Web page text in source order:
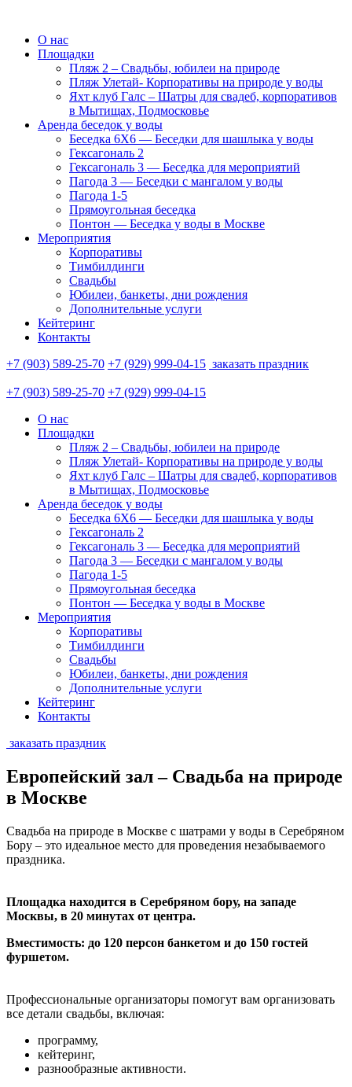
О нас
Площадки
Пляж 2 – Свадьбы, юбилеи на природе
Пляж Улетай- Корпоративы на природе у воды
Яхт клуб Галс – Шатры для свадеб, корпоративов
в Мытищах, Подмосковье
Аренда беседок у воды
Беседка 6Х6 — Беседки для шашлыка у воды
Гексагональ 2
Гексагональ 3 — Беседка для мероприятий
Пагода 3 — Беседки с мангалом у воды
Пагода 1-5
Прямоугольная беседка
Понтон — Беседка у воды в Москве
Мероприятия
Корпоративы
Тимбилдинги
Свадьбы
Юбилеи, банкеты, дни рождения
Дополнительные услуги
Кейтеринг
Контакты
+7 (903) 589-25-70 +7 (929) 999-04-15 заказать праздник
+7 (903) 589-25-70 +7 (929) 999-04-15
О нас
Площадки
Пляж 2 – Свадьбы, юбилеи на природе
Пляж Улетай- Корпоративы на природе у воды
Яхт клуб Галс – Шатры для свадеб, корпоративов
в Мытищах, Подмосковье
Аренда беседок у воды
Беседка 6Х6 — Беседки для шашлыка у воды
Гексагональ 2
Гексагональ 3 — Беседка для мероприятий
Пагода 3 — Беседки с мангалом у воды
Пагода 1-5
Прямоугольная беседка
Понтон — Беседка у воды в Москве
Мероприятия
Корпоративы
Тимбилдинги
Свадьбы
Юбилеи, банкеты, дни рождения
Дополнительные услуги
Кейтеринг
Контакты
заказать праздник
Европейский зал – Свадьба на природе
в Москве
Свадьба на природе в Москве с шатрами у воды в Серебряном
Бору – это идеальное место для проведения незабываемого
праздника.
Площадка находится в Серебряном бору, на западе
Москвы, в 20 минутах от центра.
Вместимость: до 120 персон банкетом и до 150 гостей
фуршетом.
Профессиональные организаторы помогут вам организовать
все детали свадьбы, включая:
программу,
кейтеринг,
разнообразные активности.